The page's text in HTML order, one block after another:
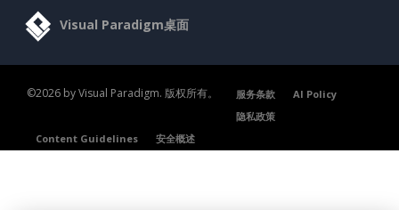
Visual Paradigm桌面
©2026 by Visual Paradigm. 版权所有。 服务条款
AI Policy
隐私政策
Content Guidelines
安全概述